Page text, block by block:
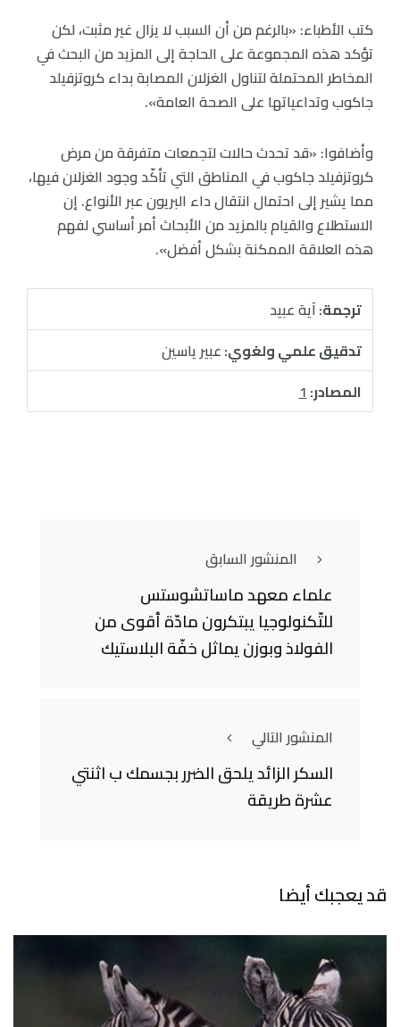
كتب الأطباء: «بالرغم من أن السبب لا يزال غير مثبت، لكن
تؤكد هذه المجموعة على الحاجة إلى المزيد من البحث في
المخاطر المحتملة لتناول الغزلان المصابة بداء كروتزفيلد
جاكوب وتداعياتها على الصحة العامة».
وأضافوا: «قد تحدث حالات لتجمعات متفرقة من مرض
كروتزفيلد جاكوب في المناطق التي تأكّد وجود الغزلان فيها،
مما يشير إلى احتمال انتقال داء البريون عبر الأنواع. إن
الاستطلاع والقيام بالمزيد من الأبحاث أمر أساسي لفهم
هذه العلاقة الممكنة بشكل أفضل».
ترجمة:آية عبيد
تدقيق علمي ولغوي:عبير ياسين
المصادر:1
المنشور السابق
علماء معهد ماساتشوستس
للتّكنولوجيا يبتكرون مادّة أقوى من
الفولاذ وبوزن يماثل خفّة البلاستيك
المنشور التالي
السكر الزائد يلحق الضرر بجسمك ب اثنتي
عشرة طريقة
قد يعجبك أيضا